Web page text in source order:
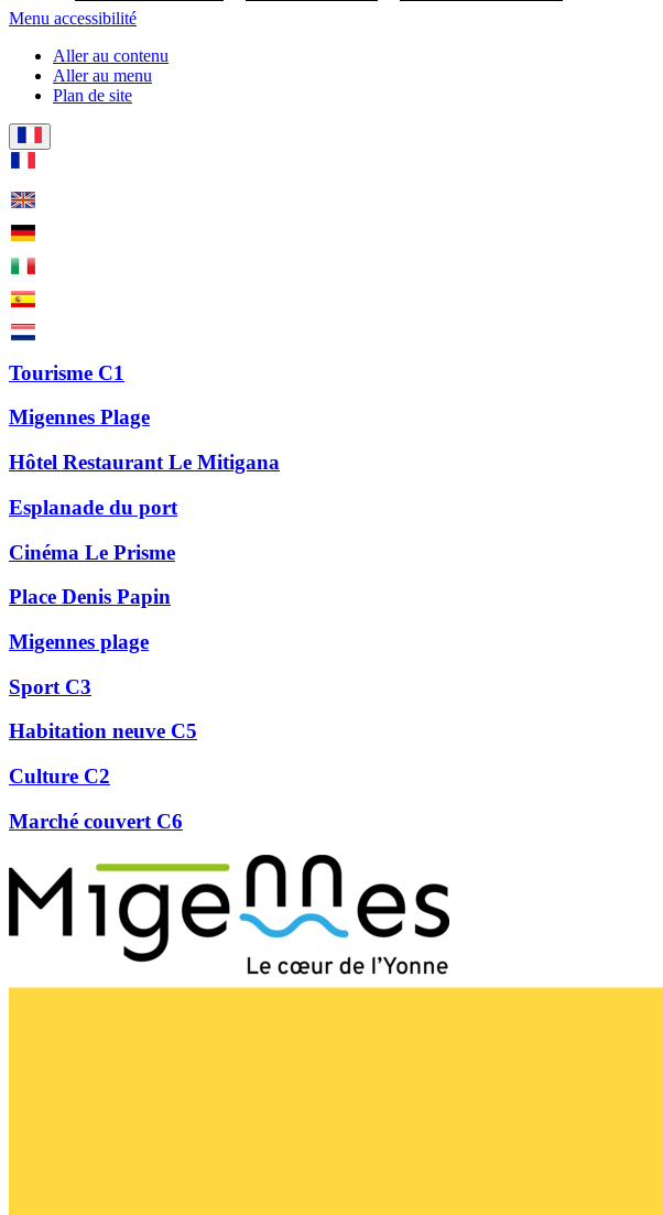
Menu accessibilité
Aller au contenu
Aller au menu
Plan de site
Tourisme C1
Migennes Plage
Hôtel Restaurant Le Mitigana
Esplanade du port
Cinéma Le Prisme
Place Denis Papin
Migennes plage
Sport C3
Habitation neuve C5
Culture C2
Marché couvert C6
Précédent
Suivant